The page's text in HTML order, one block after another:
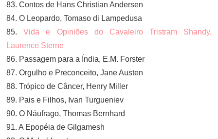
83. Contos de Hans Christian Andersen
84. O Leopardo, Tomaso di Lampedusa
85.Vida e Opiniões do Cavaleiro Tristram Shandy,
Laurence Sterne
86. Passagem para a Índia, E.M. Forster
87. Orgulho e Preconceito, Jane Austen
88. Trópico de Câncer, Henry Miller
89. Pais e Filhos, Ivan Turgueniev
90. O Náufrago, Thomas Bernhard
91. A Epopéia de Gilgamesh